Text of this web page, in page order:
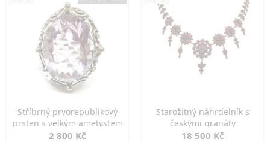
Stříbrný prvorepublikový
prsten s velkým ametystem
2 800 Kč
Starožitný náhrdelník s
českými granáty
18 500 Kč